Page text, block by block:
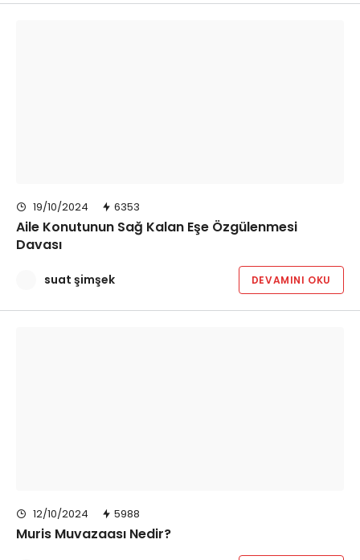
19/10/2024 6353
Aile Konutunun Sağ Kalan Eşe Özgülenmesi
Davası
suat şimşek DEVAMINI OKU
12/10/2024 5988
Muris Muvazaası Nedir?